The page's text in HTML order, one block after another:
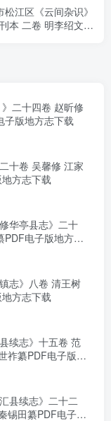
松江区《云间杂识》
本 二卷 明李绍文撰
二十四卷 赵昕修
子版地方志下载
十卷 吴馨修 江家
方志下载
华亭县志》二十
PDF电子版地方志
志》八卷 清王树
方志下载
续志》十五卷 范
祚纂PDF电子版地
县续志》二十二
锡田纂PDF电子版